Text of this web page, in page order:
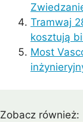
Tramwaj
kosztują
Most
Zobacz również: